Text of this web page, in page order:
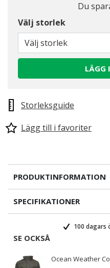
Du
Välj storlek
Välj storlek
LÄGG
Storleksguide
Lägg till i favoriter
PRODUKTINFORMATION
SPECIFIKATIONER
100 dagars
SE OCKSÅ
Ocean Weather